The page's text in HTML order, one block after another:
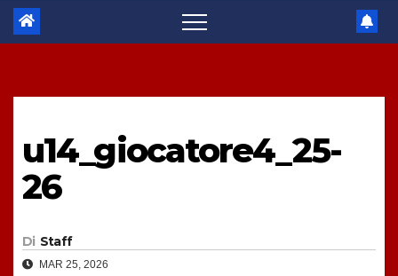
u14_giocatore4_25-
26
Di Staff
MAR 25, 2026